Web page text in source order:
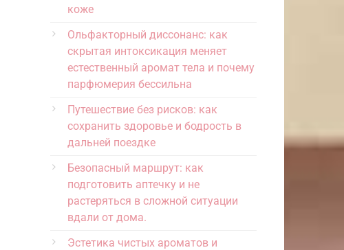
коже
Ольфакторный диссонанс: как
скрытая интоксикация меняет
естественный аромат тела и почему
парфюмерия бессильна
Путешествие без рисков: как
сохранить здоровье и бодрость в
дальней поездке
Безопасный маршрут: как
подготовить аптечку и не
растеряться в сложной ситуации
вдали от дома.
Эстетика чистых ароматов и